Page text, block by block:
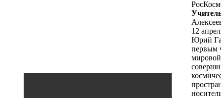
12
Юрий
первым